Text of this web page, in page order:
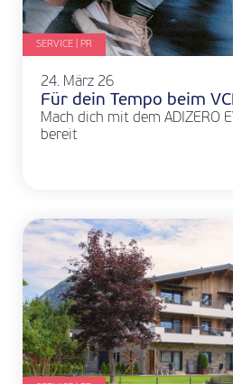
SERVICE | PR
24. März 26
Für dein Tempo beim
Mach dich mit dem ADIZERO
bereit